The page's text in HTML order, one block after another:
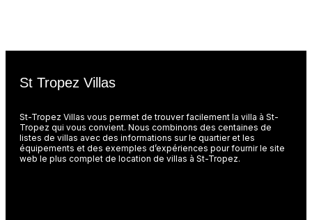
St Tropez Villas
St-Tropez Villas vous permet de trouver facilement la villa à St-
Tropez qui vous convient. Nous combinons des centaines de
listes de villas avec des informations sur le quartier et les
équipements et des exemples d’expériences pour fournir le site
web le plus complet de location de villas à St-Tropez.